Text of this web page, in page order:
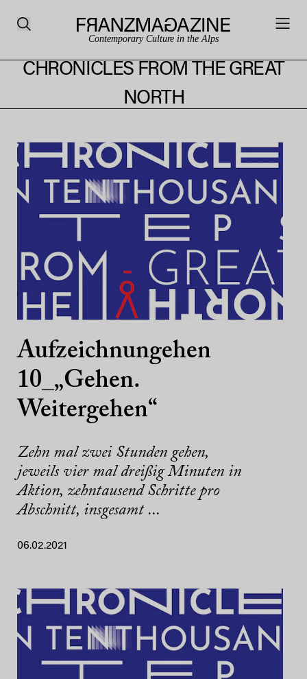
Contemporary Culture in the Alps
CHRONICLES FROM THE GREAT
NORTH
Aufzeichnungehen
10_„Gehen.
Weitergehen“
Zehn mal zwei Stunden gehen,
jeweils vier mal dreißig Minuten in
Aktion, zehntausend Schritte pro
Abschnitt, insgesamt ...
06.02.2021